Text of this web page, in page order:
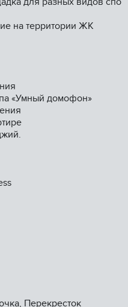
на территории ЖК
«Умный домофон»
Перекресток